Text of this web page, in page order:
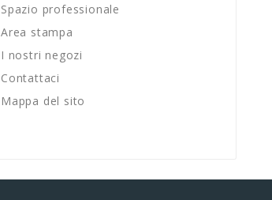
Spazio professionale
Area stampa
I nostri negozi
Contattaci
Mappa del sito